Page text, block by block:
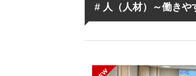
# 人（人材）～働きや